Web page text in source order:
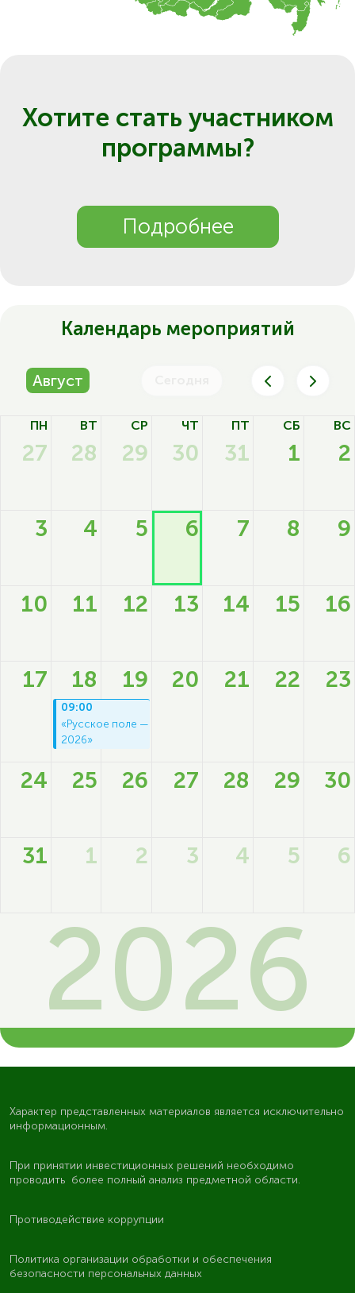
Хотите стать участником
программы?
Подробнее
Календарь мероприятий
Август
ПН ВТ СР ЧТ ПТ СБ ВС
27 28 29 30 31 1 2
3 4 5 6 7 8 9
10 11 12 13 14 15 16
17 18
09:00
«Русское поле —
2026»
19 20 21 22 23
24 25 26 27 28 29 30
31 1 2 3 4 5 6
2026
Характер представленных материалов является исключительно
информационным.
При принятии инвестиционных решений необходимо
проводить более полный анализ предметной области.
Противодействие коррупции
Политика организации обработки и обеспечения
безопасности персональных данных